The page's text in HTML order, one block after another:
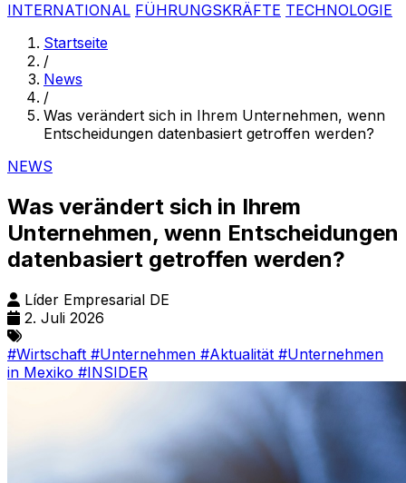
INTERNATIONAL FÜHRUNGSKRÄFTE TECHNOLOGIE
Startseite
/
News
/
Was verändert sich in Ihrem Unternehmen, wenn
Entscheidungen datenbasiert getroffen werden?
NEWS
Was verändert sich in Ihrem
Unternehmen, wenn Entscheidungen
datenbasiert getroffen werden?
Líder Empresarial DE
2. Juli 2026
#Wirtschaft #Unternehmen #Aktualität #Unternehmen
in Mexiko #INSIDER